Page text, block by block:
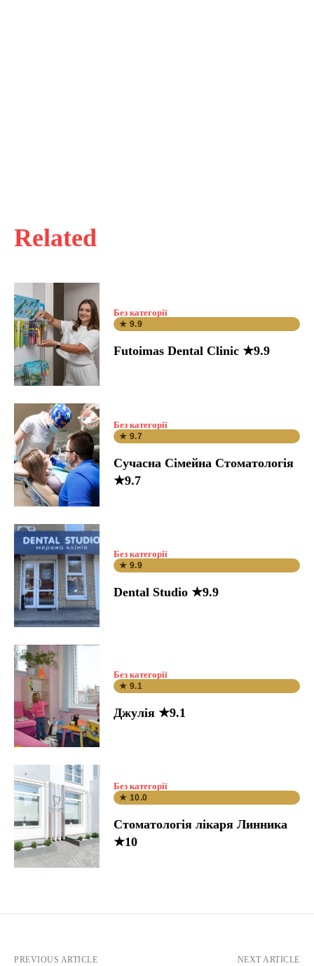
Related
Без категорії
★ 9.9
Futoimas Dental Clinic ★9.9
Без категорії
★ 9.7
Сучасна Сімейна Стоматологія
★9.7
Без категорії
★ 9.9
Dental Studio ★9.9
Без категорії
★ 9.1
Джулія ★9.1
Без категорії
★ 10.0
Стоматологія лікаря Линника
★10
PREVIOUS ARTICLE NEXT ARTICLE